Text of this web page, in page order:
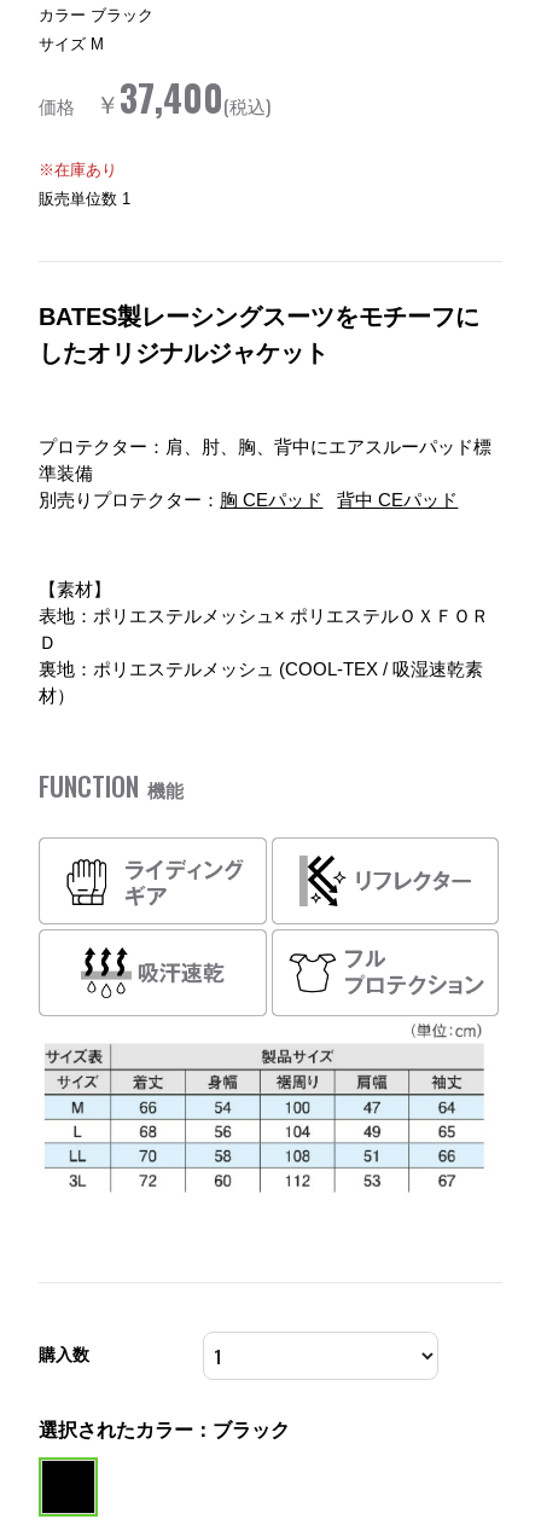
カラー ブラック
サイズ M
価格 ￥37,400(税込)
※在庫あり
販売単位数 1
BATES製レーシングスーツをモチーフに
したオリジナルジャケット
プロテクター：肩、肘、胸、背中にエアスルーパッド標
準装備
別売りプロテクター： 胸 CEパッド 背中 CEパッド
【素材】
表地：ポリエステルメッシュ× ポリエステルＯＸＦＯＲ
Ｄ
裏地：ポリエステルメッシュ (COOL-TEX / 吸湿速乾素
材）
FUNCTION 機能
購入数
選択されたカラー：ブラック